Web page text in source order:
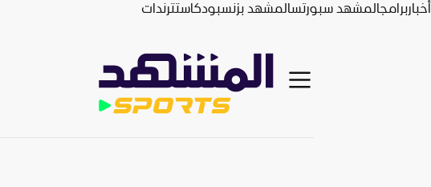
أخباربرامجالمشهد سبورتسالمشهد بزنسبودكاستترندات